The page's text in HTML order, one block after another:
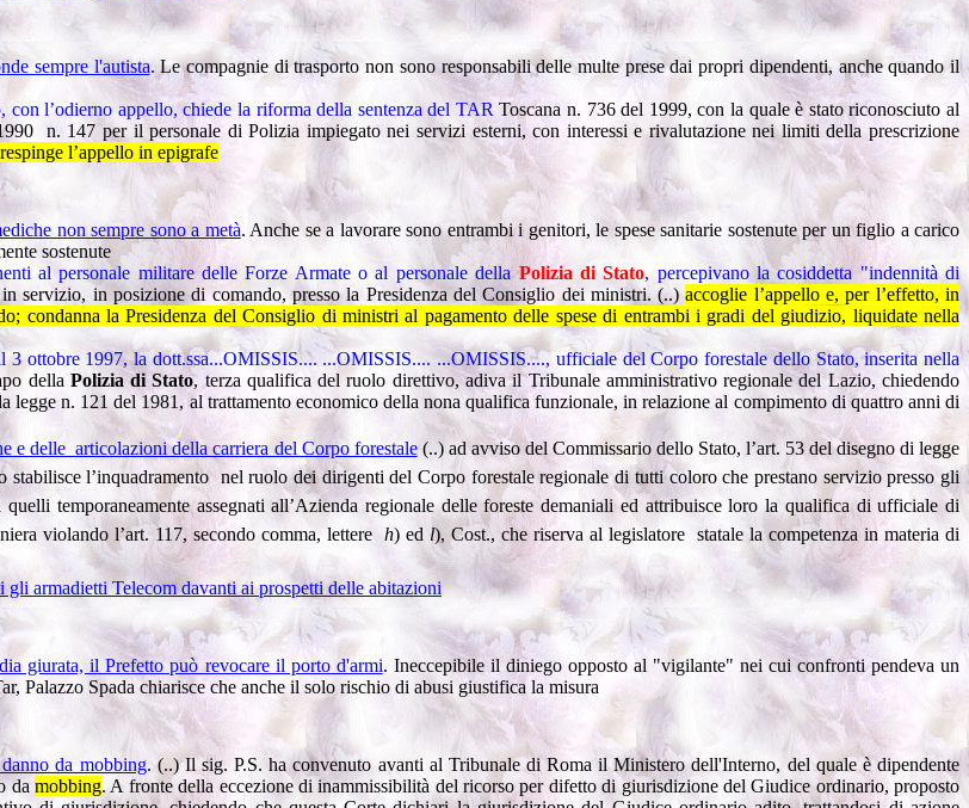
sempre l'autista. Le compagnie di trasporto non sono responsabili delle multe prese dai propri dipendenti, anche quando il
con l’odierno appello, chiede la riforma della sentenza del TARToscana n. 736 del 1999, con la quale è stato riconosciuto al
n. 147 per il personale di Polizia impiegato nei servizi esterni, con interessi e rivalutazione nei limiti della prescrizione
l’appello in epigrafe
non sempre sono a metà. Anche se a lavorare sono entrambi i genitori, le spese sanitarie sostenute per un figlio a carico
sostenute
al personale militare delle Forze Armate o al personale dellaPolizia di Stato, percepivano la cosiddetta "indennità di
servizio, in posizione di comando, presso la Presidenza del Consiglio dei ministri. (..)accoglie l’appello e, per l’effetto, in
condanna la Presidenza del Consiglio di ministri al pagamento delle spese di entrambi i gradi del giudizio, liquidate nella
3 ottobre 1997, la dott.ssa...OMISSIS.... ...OMISSIS.... ...OMISSIS...., ufficiale del Corpo forestale dello Stato, inserita nella
della Polizia di Stato, terza qualifica del ruolo direttivo, adiva il Tribunale amministrativo regionale del Lazio, chiedendo
legge n. 121 del 1981, al trattamento economico della nona qualifica funzionale, in relazione al compimento di quattro anni di
e delle articolazioni della carriera del Corpo forestale (..) ad avviso del Commissario dello Stato, l’art. 53 del disegno di legge
l’inquadramento nel ruolo dei dirigenti del Corpo forestale regionale di tutti coloro che prestano servizio presso gli
temporaneamente assegnati all’Azienda regionale delle foreste demaniali ed attribuisce loro la qualifica di ufficiale di
violando l’art. 117, secondo comma, lettere h) ed l), Cost., che riserva al legislatore statale la competenza in materia di
gli armadietti Telecom davanti ai prospetti delle abitazioni
giurata, il Prefetto può revocare il porto d'armi. Ineccepibile il diniego opposto al "vigilante" nei cui confronti pendeva un
Palazzo Spada chiarisce che anche il solo rischio di abusi giustifica la misura
da mobbing. (..) Il sig. P.S. ha convenuto avanti al Tribunale di Roma il Ministero dell'Interno, del quale è dipendente
damobbing. A fronte della eccezione di inammissibilità del ricorso per difetto di giurisdizione del Giudice ordinario, proposto